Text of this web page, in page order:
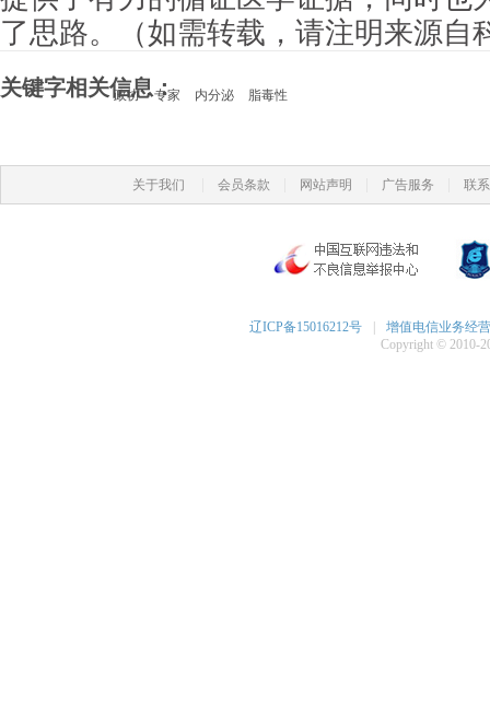
了思路。（如需转载，请注明来源自
关键字相关信息：
政协 专家 内分泌 脂毒性
关于我们 会员条款 网站声明 广告服务 联
辽ICP备15016212号
增值电信业务经
Copyright © 2010-